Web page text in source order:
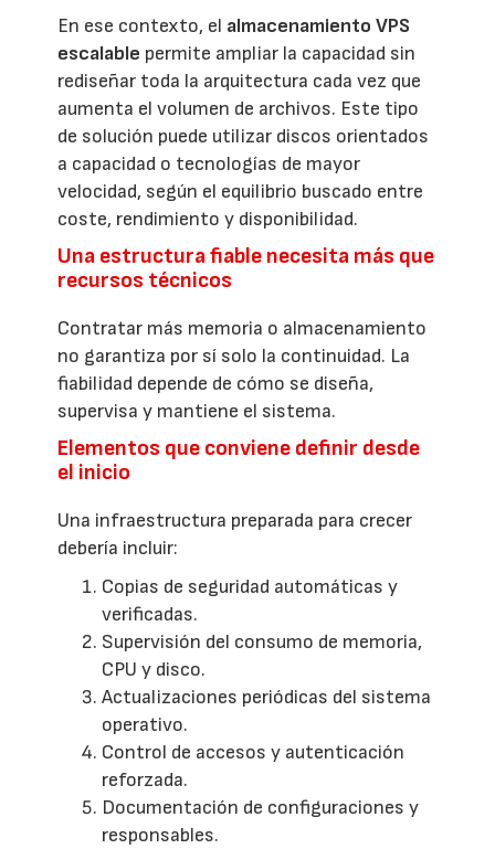
En ese contexto, el almacenamiento VPS
escalable permite ampliar la capacidad sin
rediseñar toda la arquitectura cada vez que
aumenta el volumen de archivos. Este tipo
de solución puede utilizar discos orientados
a capacidad o tecnologías de mayor
velocidad, según el equilibrio buscado entre
coste, rendimiento y disponibilidad.
Una estructura fiable necesita más que
recursos técnicos
Contratar más memoria o almacenamiento
no garantiza por sí solo la continuidad. La
fiabilidad depende de cómo se diseña,
supervisa y mantiene el sistema.
Elementos que conviene definir desde
el inicio
Una infraestructura preparada para crecer
debería incluir:
Copias de seguridad automáticas y
verificadas.
Supervisión del consumo de memoria,
CPU y disco.
Actualizaciones periódicas del sistema
operativo.
Control de accesos y autenticación
reforzada.
Documentación de configuraciones y
responsables.